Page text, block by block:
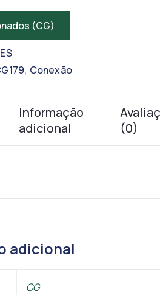
(CG)
, Conexão
Informação
adicional
(0)
adicional
CG